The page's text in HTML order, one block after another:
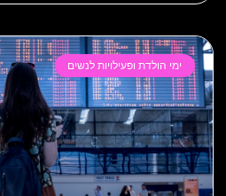
ימי הולדת ופעילויות לנשים